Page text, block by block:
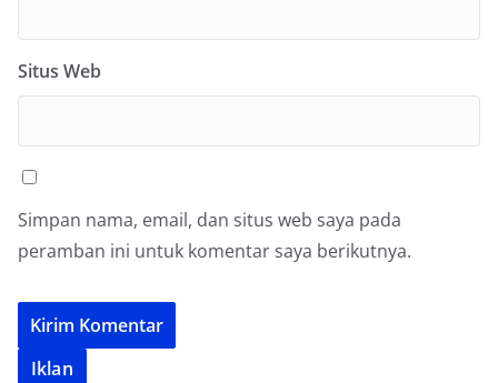
Situs Web
Simpan nama, email, dan situs web saya pada
peramban ini untuk komentar saya berikutnya.
Iklan